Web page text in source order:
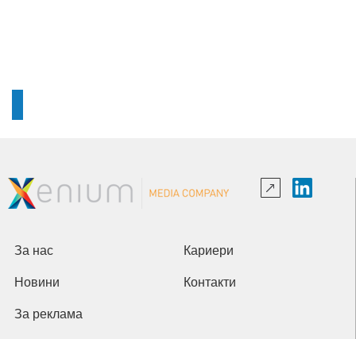
За нас Кариери
Новини Контакти
За реклама